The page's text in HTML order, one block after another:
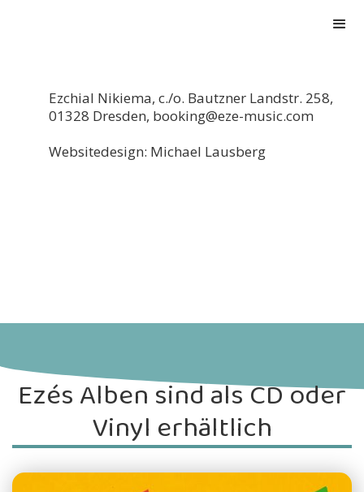
Ezchial Nikiema, c./o. Bautzner Landstr. 258,
01328 Dresden, booking@eze-music.com
Websitedesign: Michael Lausberg
Ezés Alben sind als CD oder
Vinyl erhältlich